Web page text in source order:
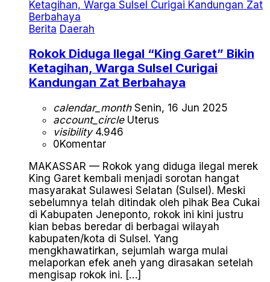
Berita Daerah
Rokok Diduga Ilegal “King Garet” Bikin
Ketagihan, Warga Sulsel Curigai
Kandungan Zat Berbahaya
calendar_monthSenin, 16 Jun 2025
account_circleUterus
visibility4.946
0Komentar
MAKASSAR — Rokok yang diduga ilegal merek
King Garet kembali menjadi sorotan hangat
masyarakat Sulawesi Selatan (Sulsel). Meski
sebelumnya telah ditindak oleh pihak Bea Cukai
di Kabupaten Jeneponto, rokok ini kini justru
kian bebas beredar di berbagai wilayah
kabupaten/kota di Sulsel. Yang
mengkhawatirkan, sejumlah warga mulai
melaporkan efek aneh yang dirasakan setelah
mengisap rokok ini. […]